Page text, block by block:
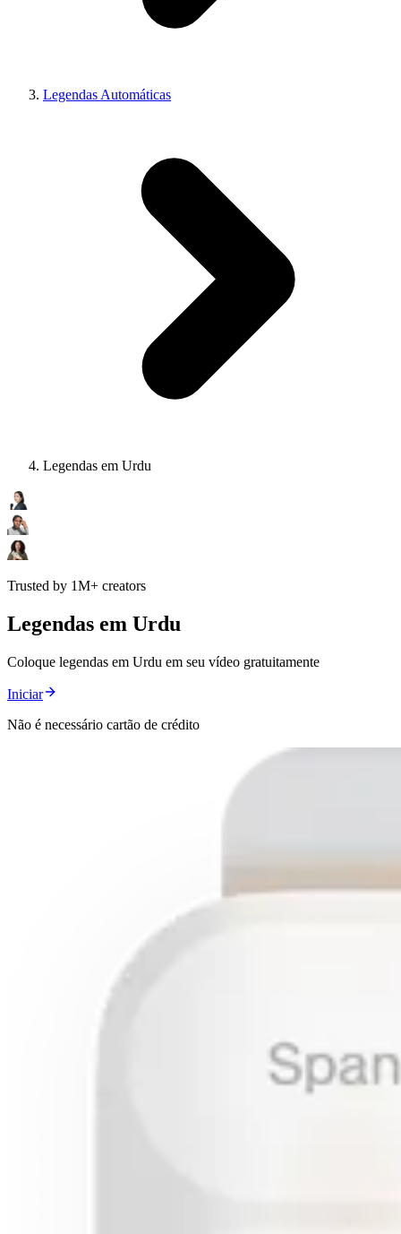
Legendas Automáticas
Legendas em Urdu
Trusted by 1M+ creators
Legendas em Urdu
Coloque legendas em Urdu em seu vídeo gratuitamente
Iniciar
Não é necessário cartão de crédito